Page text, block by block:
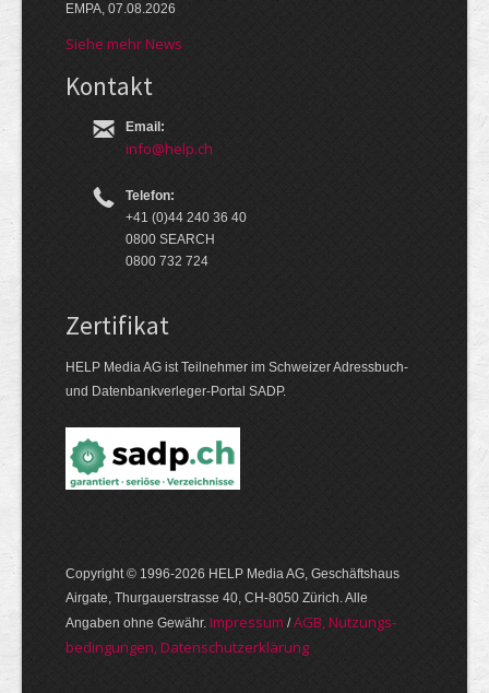
EMPA, 07.08.2026
Siehe mehr News
Kontakt
Email:
info@help.ch
Telefon:
+41 (0)44 240 36 40
0800 SEARCH
0800 732 724
Zertifikat
HELP Media AG ist Teilnehmer im Schweizer Adressbuch-
und Datenbankverleger-Portal SADP.
Copyright © 1996-2026 HELP Media AG, Geschäftshaus
Airgate, Thurgauer­strasse 40, CH-8050 Zürich. Alle
Angaben ohne Gewähr. Im­pres­sum /AGB, Nut­zungs­
bedin­gungen, Daten­schutz­er­klärung